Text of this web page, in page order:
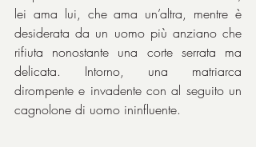
lei ama lui, che ama un’altra, mentre è
desiderata da un uomo più anziano che
rifiuta nonostante una corte serrata ma
delicata. Intorno, una matriarca
dirompente e invadente con al seguito un
cagnolone di uomo ininfluente.